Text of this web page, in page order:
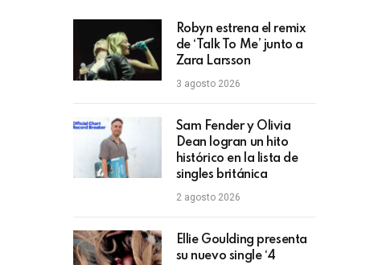
Robyn estrena el remix
de ‘Talk To Me’ junto a
Zara Larsson
3 agosto 2026
Sam Fender y Olivia
Dean logran un hito
histórico en la lista de
singles británica
2 agosto 2026
Ellie Goulding presenta
su nuevo single ‘4